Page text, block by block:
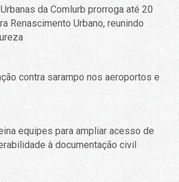
da Comlurb prorroga até 20
Renascimento Urbano, reunindo
contra sarampo nos aeroportos e
equipes para ampliar acesso de
à documentação civil